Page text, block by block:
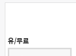
유/무료